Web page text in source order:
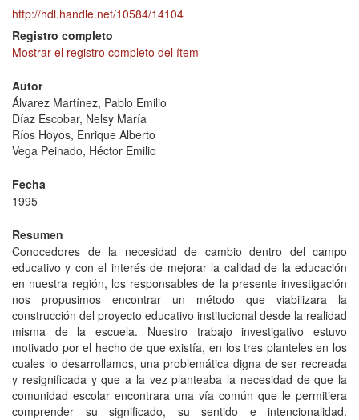
http://hdl.handle.net/10584/14104
Registro completo
Mostrar el registro completo del ítem
Autor
Álvarez Martínez, Pablo Emilio
Díaz Escobar, Nelsy María
Ríos Hoyos, Enrique Alberto
Vega Peinado, Héctor Emilio
Fecha
1995
Resumen
Conocedores de la necesidad de cambio dentro del campo
educativo y con el interés de mejorar la calidad de la educación
en nuestra región, los responsables de la presente investigación
nos propusimos encontrar un método que viabilizara la
construcción del proyecto educativo institucional desde la realidad
misma de la escuela. Nuestro trabajo investigativo estuvo
motivado por el hecho de que existía, en los tres planteles en los
cuales lo desarrollamos, una problemática digna de ser recreada
y resignificada y que a la vez planteaba la necesidad de que la
comunidad escolar encontrara una vía común que le permitiera
comprender su significado, su sentido e intencionalidad.